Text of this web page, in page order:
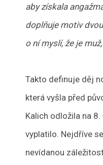
aby získala
doplňuje motiv
o ní myslí, že je
Takto definuje děj
která vyšla před
Kalich odložila na
vyplatilo. Nejdříve
nevídanou